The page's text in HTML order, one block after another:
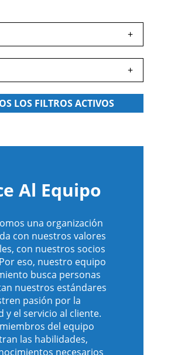
Al Equipo
una organización
con nuestros valores
con nuestros socios
eso, nuestro equipo
busca personas
nuestros estándares
pasión por la
y el servicio al cliente.
del equipo
las habilidades,
necesarios